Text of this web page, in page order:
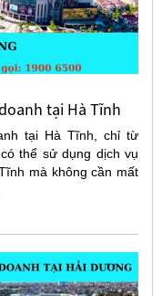
tại Hà Tĩnh
tại Hà Tĩnh, chỉ từ
thể sử dụng dịch vụ
mà không cần mất